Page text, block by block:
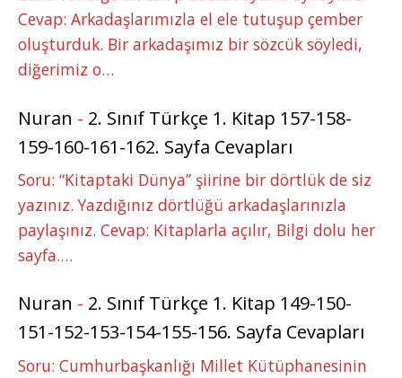
Cevap: Arkadaşlarımızla el ele tutuşup çember
oluşturduk. Bir arkadaşımız bir sözcük söyledi,
diğerimiz o…
Nuran - 2. Sınıf Türkçe 1. Kitap 157-158-
159-160-161-162. Sayfa Cevapları
Soru: “Kitaptaki Dünya” şiirine bir dörtlük de siz
yazınız. Yazdığınız dörtlüğü arkadaşlarınızla
paylaşınız. Cevap: Kitaplarla açılır, Bilgi dolu her
sayfa.…
Nuran - 2. Sınıf Türkçe 1. Kitap 149-150-
151-152-153-154-155-156. Sayfa Cevapları
Soru: Cumhurbaşkanlığı Millet Kütüphanesinin